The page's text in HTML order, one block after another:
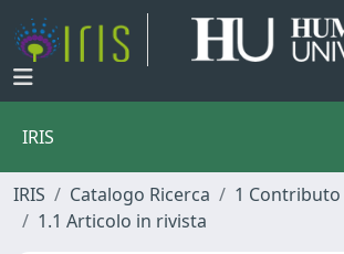
IRIS
IRIS Catalogo Ricerca
1 Contributo
1.1 Articolo in rivista